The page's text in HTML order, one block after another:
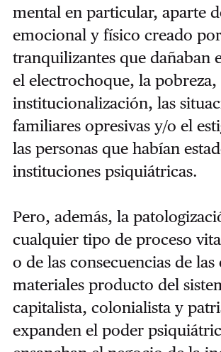
mental en particular, aparte
emocional y físico creado
tranquilizantes que dañaban
el electrochoque, la pobreza,
institucionalización, las
familiares opresivas y/o el
las personas que habían
instituciones psiquiátricas.
Pero, además, la
cualquier tipo de proceso
o de las consecuencias de
materiales producto del
capitalista, colonialista y
expanden el poder